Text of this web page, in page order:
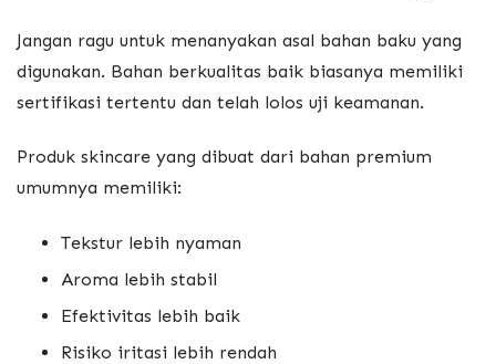
Jangan ragu untuk menanyakan asal bahan baku yang
digunakan. Bahan berkualitas baik biasanya memiliki
sertifikasi tertentu dan telah lolos uji keamanan.
Produk skincare yang dibuat dari bahan premium
umumnya memiliki:
Tekstur lebih nyaman
Aroma lebih stabil
Efektivitas lebih baik
Risiko iritasi lebih rendah